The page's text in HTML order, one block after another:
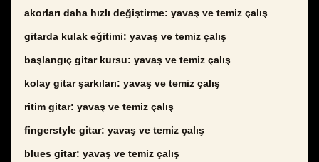
akorları daha hızlı değiştirme: yavaş ve temiz çalış
gitarda kulak eğitimi: yavaş ve temiz çalış
başlangıç gitar kursu: yavaş ve temiz çalış
kolay gitar şarkıları: yavaş ve temiz çalış
ritim gitar: yavaş ve temiz çalış
fingerstyle gitar: yavaş ve temiz çalış
blues gitar: yavaş ve temiz çalış